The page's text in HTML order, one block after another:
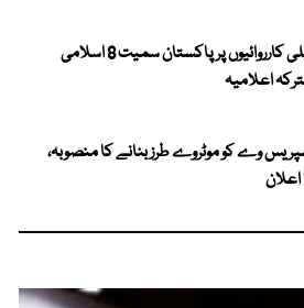
غزہ میں اسرائیلی کارروائیوں پر پاکستان سمیت 8 اسلامی
اعلامیہ
وے کو موٹروے طرز بنانے کا منصوبہ،